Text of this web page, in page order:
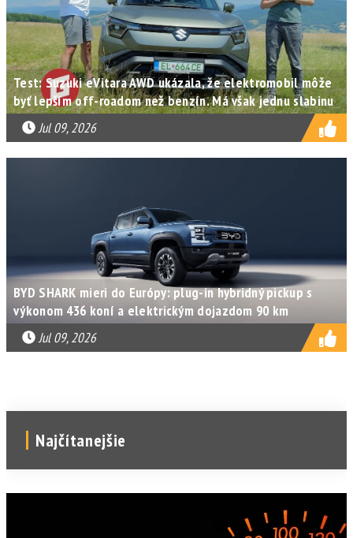
Test: Suzuki eVitara AWD ukázala, že elektromobil môže
byť lepším off-roadom než benzín. Má však jednu slabinu
Jul 09, 2026
BYD SHARK mieri do Európy: plug-in hybridný pickup s
výkonom 436 koní a elektrickým dojazdom 90 km
Jul 09, 2026
Najčítanejšie